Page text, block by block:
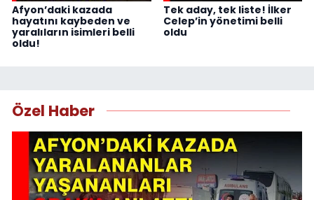
Afyon’daki kazada
hayatını kaybeden ve
yaralıların isimleri belli
oldu!
Tek aday, tek liste! İlker
Celep’in yönetimi belli
oldu
Özel Haber